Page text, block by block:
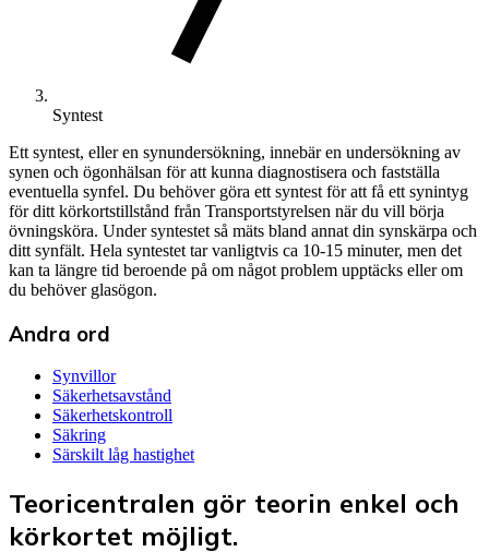
Syntest
Ett syntest, eller en synundersökning, innebär en undersökning av
synen och ögonhälsan för att kunna diagnostisera och fastställa
eventuella synfel. Du behöver göra ett syntest för att få ett synintyg
för ditt körkortstillstånd från Transportstyrelsen när du vill börja
övningsköra. Under syntestet så mäts bland annat din synskärpa och
ditt synfält. Hela syntestet tar vanligtvis ca 10-15 minuter, men det
kan ta längre tid beroende på om något problem upptäcks eller om
du behöver glasögon.
Andra ord
Synvillor
Säkerhetsavstånd
Säkerhetskontroll
Säkring
Särskilt låg hastighet
Teoricentralen gör teorin enkel och
körkortet möjligt.